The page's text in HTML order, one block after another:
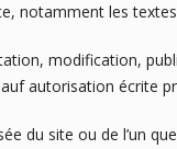
notamment les
modification,
autorisation écrite
du site ou de l’un